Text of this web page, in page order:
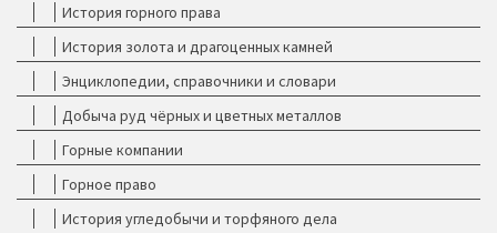
История горного права
История золота и драгоценных камней
Энциклопедии, справочники и словари
Добыча руд чёрных и цветных металлов
Горные компании
Горное право
История угледобычи и торфяного дела